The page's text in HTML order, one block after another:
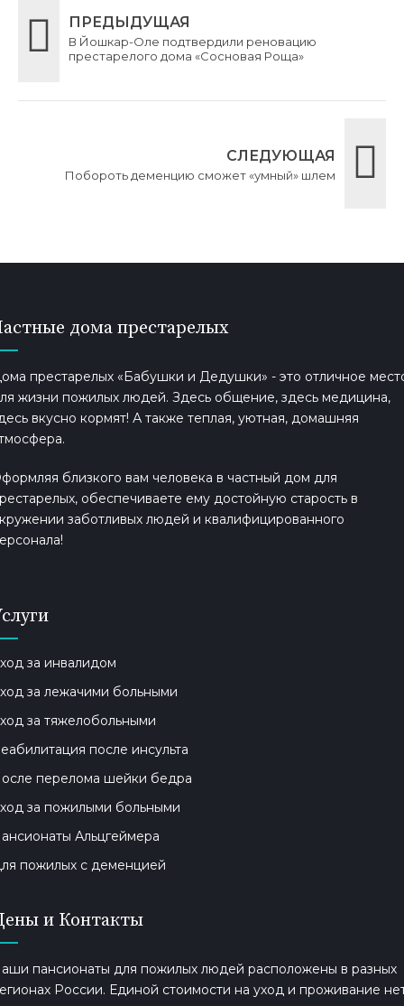
ПРЕДЫДУЩАЯ
В Йошкар-Оле подтвердили реновацию
престарелого дома «Сосновая Роща»
СЛЕДУЮЩАЯ
Побороть деменцию сможет «умный» шлем
дома престарелых
престарелых «Бабушки и Дедушки» - это отличное
жизни пожилых людей. Здесь общение, здесь медицина,
вкусно кормят! А также теплая, уютная, домашняя
близкого вам человека в частный дом для
обеспечиваете ему достойную старость в
заботливых людей и квалифицированного
за инвалидом
за лежачими больными
за тяжелобольными
после инсульта
перелома шейки бедра
за пожилыми больными
Альцгеймера
пожилых с деменцией
и Контакты
пансионаты для пожилых людей расположены в разных
России. Единой стоимости на уход и проживание